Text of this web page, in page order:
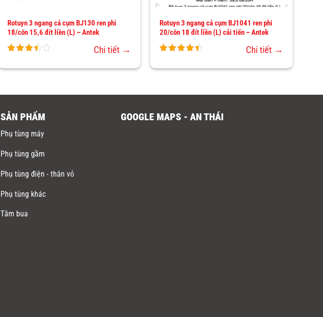
Rotuyn 3 ngang cả cụm BJ130 ren phi
18/côn 15,6 đít liền (L) – Antek
Chi tiết →
Rotuyn 3 ngang cả cụm BJ1041 ren phi
20/côn 18 đít liền (L) cải tiến – Antek
Chi tiết →
SẢN PHẨM
Phụ tùng máy
Phụ tùng gầm
Phụ tùng điện - thân vỏ
Phụ tùng khác
Tăm bua
GOOGLE MAPS - AN THÁI